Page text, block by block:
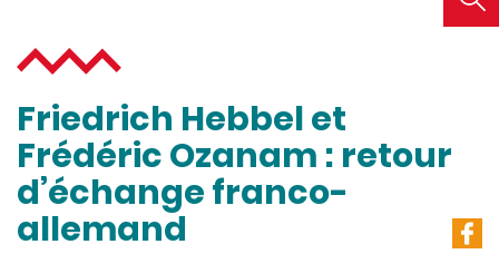
Friedrich Hebbel et
Frédéric Ozanam : retour
d’échange franco-
allemand